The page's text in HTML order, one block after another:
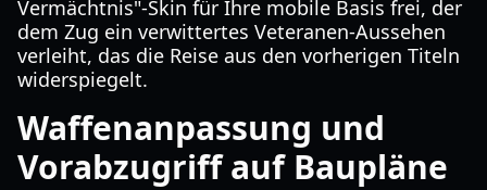
Vermächtnis"-Skin für Ihre mobile Basis frei, der
dem Zug ein verwittertes Veteranen-Aussehen
verleiht, das die Reise aus den vorherigen Titeln
widerspiegelt.
Waffenanpassung und
Vorabzugriff auf Baupläne